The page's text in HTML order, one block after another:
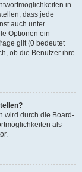
in
dass jede
auch unter
Optionen ein
gilt (0 bedeutet
ob die Benutzer ihre
wird durch die Board-
als